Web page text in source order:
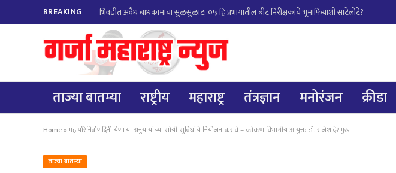
BREAKING भिवंडीत अवैध बांधकामांचा सुळसुळाट; ०५ हि प्रभागातील बीट निरीक्षकांचे भूमाफियांशी साटेलोटे?
ताज्या बातम्या राष्ट्रीय महाराष्ट्र तंत्रज्ञान मनोरंजन क्रीडा
Home »महापरिनिर्वाणदिनी येणाऱ्या अनुयायांच्या सोयी-सुविधांचे नियोजन करावे – कोकण विभागीय आयुक्त डॉ. राजेश देशमुख
ताज्या बातम्या